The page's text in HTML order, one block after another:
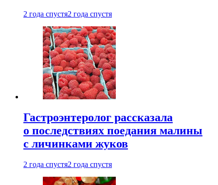
2 года спустя2 года спустя
Гастроэнтеролог рассказала
о последствиях поедания малины
с личинками жуков
2 года спустя2 года спустя